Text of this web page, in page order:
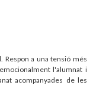
Respon a una tensió més
l'alumnat i
acompanyades de les